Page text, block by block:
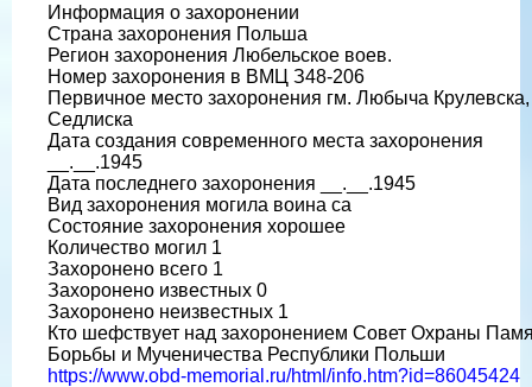
Информация о захоронении
Страна захоронения Польша
Регион захоронения Любельское воев.
Номер захоронения в ВМЦ З48-206
Первичное место захоронения гм. Любыча
Седлиска
Дата создания современного места захоронения
__.__.1945
Дата последнего захоронения __.__.1945
Вид захоронения могила воина са
Состояние захоронения хорошее
Количество могил 1
Захоронено всего 1
Захоронено известных 0
Захоронено неизвестных 1
Кто шефствует над захоронением Совет Охраны
Борьбы и Мученичества Республики Польши
https://www.obd-memorial.ru/html/info.htm?id=86045424